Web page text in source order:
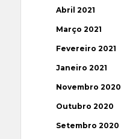
Abril 2021
Março 2021
Fevereiro 2021
Janeiro 2021
Novembro 2020
Outubro 2020
Setembro 2020